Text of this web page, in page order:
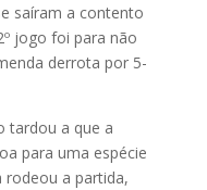
saíram a contento
jogo foi para não
derrota por 5-
tardou a que a
para uma espécie
rodeou a partida,